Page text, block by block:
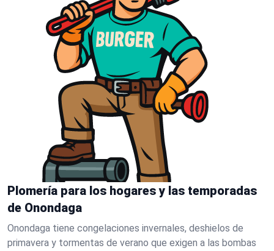
Plomería para los hogares y las temporadas
de Onondaga
Onondaga tiene congelaciones invernales, deshielos de
primavera y tormentas de verano que exigen a las bombas